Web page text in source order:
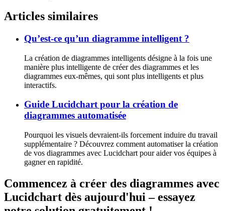
Articles similaires
Qu’est-ce qu’un diagramme intelligent ?
La création de diagrammes intelligents désigne à la fois une
manière plus intelligente de créer des diagrammes et les
diagrammes eux-mêmes, qui sont plus intelligents et plus
interactifs.
Guide Lucidchart pour la création de
diagrammes automatisée
Pourquoi les visuels devraient-ils forcement induire du travail
supplémentaire ? Découvrez comment automatiser la création
de vos diagrammes avec Lucidchart pour aider vos équipes à
gagner en rapidité.
Commencez à créer des diagrammes avec
Lucidchart dès aujourd'hui – essayez